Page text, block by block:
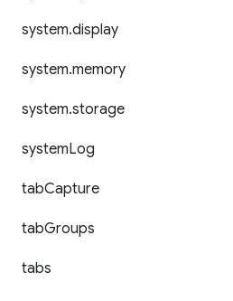
system.display
system.memory
system.storage
systemLog
tabCapture
tabGroups
tabs